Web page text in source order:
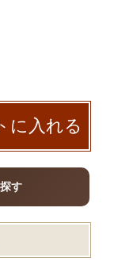
に入れる
す